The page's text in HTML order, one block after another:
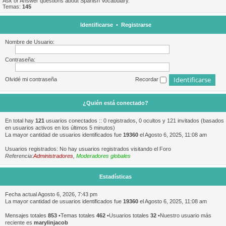
Temas: 145
Identificarse• Registrarse
Nombre de Usuario:
Contraseña:
Olvidé mi contraseña Recordar
¿Quién está conectado?
En total hay 121 usuarios conectados :: 0 registrados, 0 ocultos y 121 invitados (basados
en usuarios activos en los últimos 5 minutos)
La mayor cantidad de usuarios identificados fue 19360 el Agosto 6, 2025, 11:08 am
Usuarios registrados: No hay usuarios registrados visitando el Foro
Referencia:Administradores Moderadores globales
Estadísticas
Fecha actual Agosto 6, 2026, 7:43 pm
La mayor cantidad de usuarios identificados fue 19360 el Agosto 6, 2025, 11:08 am
Mensajes totales 853 •Temas totales 462 •Usuarios totales 32 •Nuestro usuario más
reciente es marylinjacob